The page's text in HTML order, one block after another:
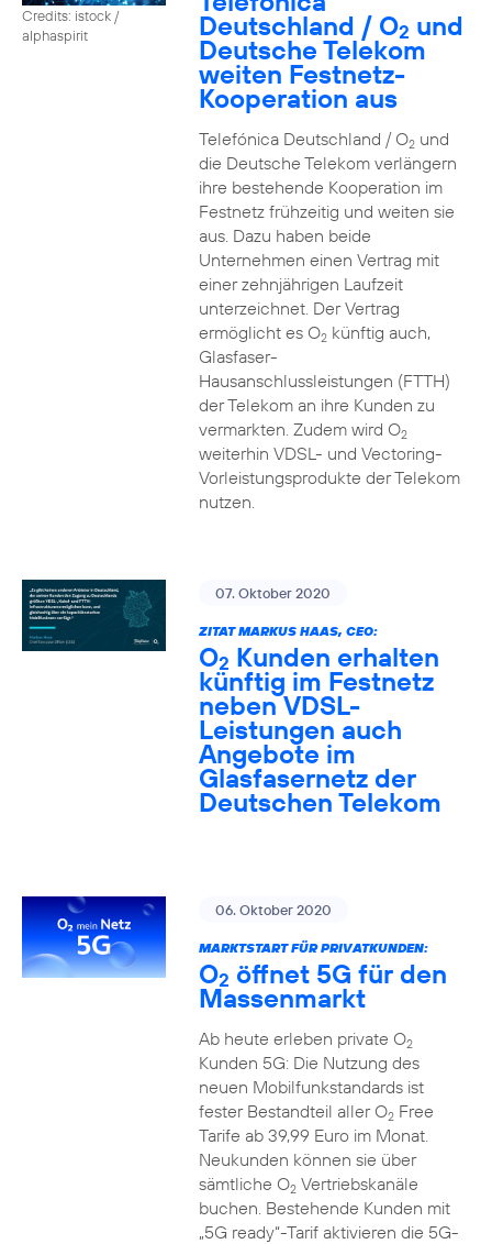
Credits: istock /
alphaspirit
Deutschland / O2 und
Deutsche Telekom
weiten Festnetz-
Kooperation aus
Telefónica Deutschland / O2und
die Deutsche Telekom verlängern
ihre bestehende Kooperation im
Festnetz frühzeitig und weiten sie
aus. Dazu haben beide
Unternehmen einen Vertrag mit
einer zehnjährigen Laufzeit
unterzeichnet. Der Vertrag
ermöglicht es O2künftig auch,
Glasfaser-
Hausanschlussleistungen (FTTH)
der Telekom an ihre Kunden zu
vermarkten. Zudem wird O2
weiterhin VDSL- und Vectoring-
Vorleistungsprodukte der Telekom
nutzen.
07. Oktober 2020
ZITAT MARKUS HAAS, CEO:
O2 Kunden erhalten
künftig im Festnetz
neben VDSL-
Leistungen auch
Angebote im
Glasfasernetz der
Deutschen Telekom
06. Oktober 2020
MARKTSTART FÜR PRIVATKUNDEN:
O2 öffnet 5G für den
Massenmarkt
Ab heute erleben private O2
Kunden 5G: Die Nutzung des
neuen Mobilfunkstandards ist
fester Bestandteil aller O2Free
Tarife ab 39,99 Euro im Monat.
Neukunden können sie über
sämtliche O2Vertriebskanäle
buchen. Bestehende Kunden mit
„5G ready“-Tarif aktivieren die 5G-